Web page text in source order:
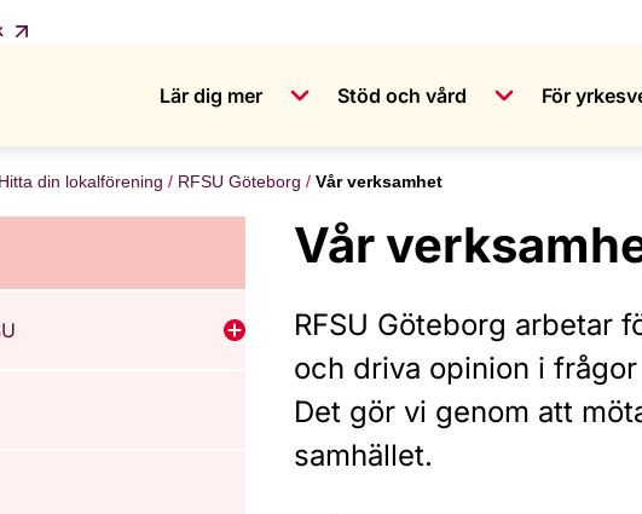
Lär dig mer Stöd och vård För
Hitta din lokalförening RFSU Göteborg Vår verksamhet
Visa undermeny för Bli medlem i RFSU
Vår
RFSU Göteborg arbetar
och driva opinion i
Det gör vi genom att
samhället.